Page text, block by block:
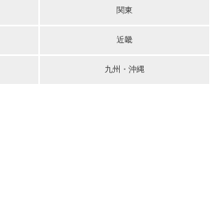
関東
近畿
九州・沖縄